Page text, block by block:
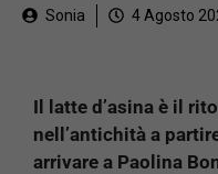
Sonia 4 Agosto
Il latte d’asina è il
nell’antichità a
arrivare a Paolina